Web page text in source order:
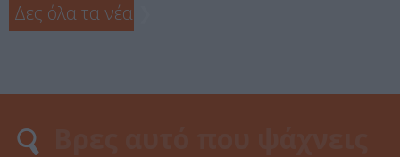
Δες όλα τα νέα